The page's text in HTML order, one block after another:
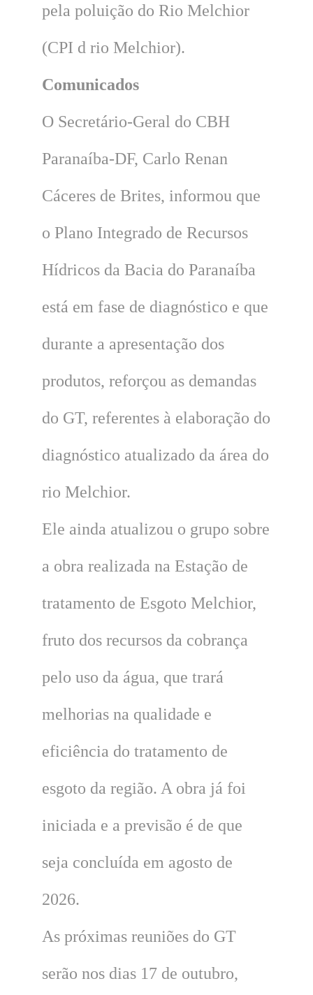
pela poluição do Rio Melchior
(CPI d rio Melchior).
Comunicados
O Secretário-Geral do CBH
Paranaíba-DF, Carlo Renan
Cáceres de Brites, informou que
o Plano Integrado de Recursos
Hídricos da Bacia do Paranaíba
está em fase de diagnóstico e que
durante a apresentação dos
produtos, reforçou as demandas
do GT, referentes à elaboração do
diagnóstico atualizado da área do
rio Melchior.
Ele ainda atualizou o grupo sobre
a obra realizada na Estação de
tratamento de Esgoto Melchior,
fruto dos recursos da cobrança
pelo uso da água, que trará
melhorias na qualidade e
eficiência do tratamento de
esgoto da região. A obra já foi
iniciada e a previsão é de que
seja concluída em agosto de
2026.
As próximas reuniões do GT
serão nos dias 17 de outubro,